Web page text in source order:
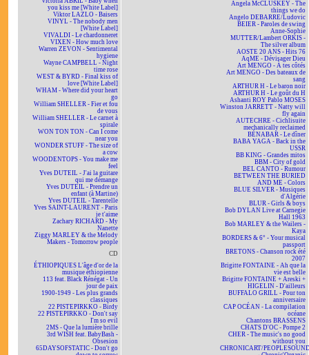
you kiss me [White Label]
Viktor LAZLO - Baisers
VINYL - The nobody men
[White Label]
VIVALDI - Le chardonneret
VIXEN - How much love
Warren ZEVON - Sentimental
hygiene
Wayne CAMPBELL - Night
time rose
WEST & BYRD - Final kiss of
love [White Label]
WHAM - Where did your heart
go
William SHELLER - Fier et fou
de vous
William SHELLER - Le carnet à
spirale
WON TON TON - Can I come
near you
WONDER STUFF - The size of
a cow
WOODENTOPS - You make me
feel
Yves DUTEIL - J'ai la guitare
qui me démange
Yves DUTEIL - Prendre un
enfant (à Martine)
Yves DUTEIL - Tarentelle
Yves SAINT-LAURENT - Paris
je t'aime
Zachary RICHARD - My
Nanette
Ziggy MARLEY & the Melody
Makers - Tomorrow people
CD
ÉTHIOPIQUES L'âge d'or de la
musique éthiopienne
113 feat. Black Rénégat - Un
jour de paix
1900-1949 - Les plus grands
classiques
22 PISTEPIRKKO - Birdy
22 PISTEPIRKKO - Don't say
I'm so evil
2MS - Que la lumière brille
3rd WISH feat. BabyBash -
Obsesion
65DAYSOFSTATIC - Don't go
Angela McCLUSKEY - The
things we do
Angelo DEBARRE/Ludovic
BEIER - Paroles de swing
Anne-Sophie
MUTTER/Lambert ORKIS -
The silver album
AOSTE 20 ANS - Hits 76
AqME - Dévisager Dieu
Art MENGO - À tes côtés
Art MENGO - Des bateaux de
sang
ARTHUR H - Le baron noir
ARTHUR H - Le goût du H
Ashanti ROY Pablo MOSES
Winston JARRETT - Natty will
fly again
AUTECHRE - Cichlisuite
mechanically reclaimed
BÉNABAR - Le dîner
BABA YAGA - Back in the
USSR
BB KING - Grandes mitos
BBM - City of gold
BEL CANTO - Rumour
BETWEEN THE BURIED
AND ME - Colors
BLUE SILVER - Musiques
d'Algérie
BLUR - Girls & boys
Bob DYLAN Live at Carnegie
Hall 1963
Bob MARLEY & the Wailers -
Kaya
BORDERS & 6° - Your musical
passport
BRETONS - Chanson rock été
2007
Brigitte FONTAINE - Ah que la
vie est belle
Brigitte FONTAINE + Areski +
HIGELIN - D'ailleurs
BUFFALO GRILL - Pour ton
anniversaire
CAP OCÉAN - La compilation
océane
Chantons BRASSENS
CHATS D'OC - Pompe 2
CHER - The music's no good
without you
CHRONICART/